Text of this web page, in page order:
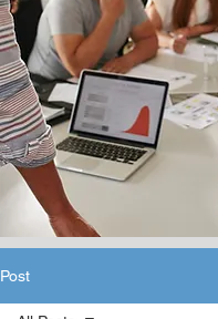
Post